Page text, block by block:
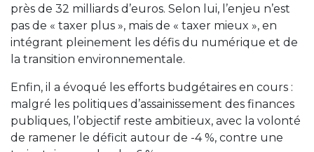
près de 32 milliards d’euros. Selon lui, l’enjeu n’est
pas de « taxer plus », mais de « taxer mieux », en
intégrant pleinement les défis du numérique et de
la transition environnementale.
Enfin, il a évoqué les efforts budgétaires en cours :
malgré les politiques d’assainissement des finances
publiques, l’objectif reste ambitieux, avec la volonté
de ramener le déficit autour de -4 %, contre une